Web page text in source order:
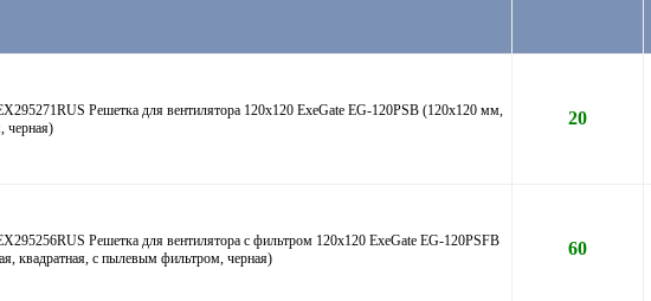
Решетка для вентилятора 120x120 ExeGate EG-120PSB (120x120 мм,
черная)
20
Решетка для вентилятора с фильтром 120х120 ExeGate EG-120PSFB
квадратная, с пылевым фильтром, черная)
60